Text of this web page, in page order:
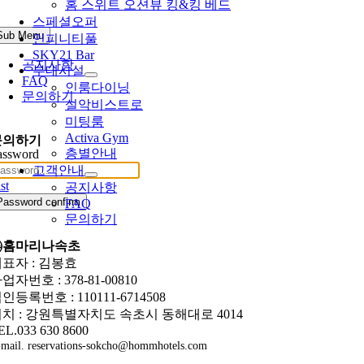
홈 스위트 오션뷰 킹&킹 베드
스페셜오퍼
인피니티풀
SKY21 Bar
부대시설
인룸다이닝
설악비스트로
미팅룸
Activa Gym
층별안내
고객안내
공지사항
FAQ
문의하기
Menu
공지사항
FAQ
문의하기
하기
confirm
마리나속초
자 : 김봉효
자번호 : 378-81-00810
등록번호 : 110111-6714508
: 강원특별자치도 속초시 동해대로 4014
630 8600
reservations-sokcho@hommhotels.com